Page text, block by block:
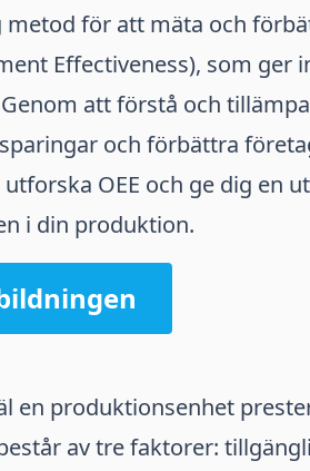
för att mäta och
Effectiveness), som ger
att förstå och tillämpa
och förbättra
OEE och ge dig en
i din produktion.
en produktionsenhet
av tre faktorer: